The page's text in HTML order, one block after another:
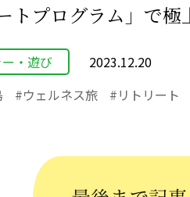
トプログラム」で極
・遊び
2023.12.20
ウェルネス旅 リトリート